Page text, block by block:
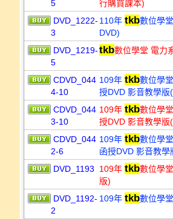
5
行購買課本)
DVD_1222-
3
110年 tkb數位學
DVD)
DVD_1219-
5
tkb數位學堂 電力
CDVD_044
4-10
109年 tkb數位學
授DVD 影音教學版
CDVD_044
3-10
109年 tkb數位學
授DVD 影音教學版
CDVD_044
2-6
109年 tkb數位學
函授DVD 影音教學
DVD_1193
109年 tkb數位學
版)
DVD_1192-
2
109年 tkb數位學